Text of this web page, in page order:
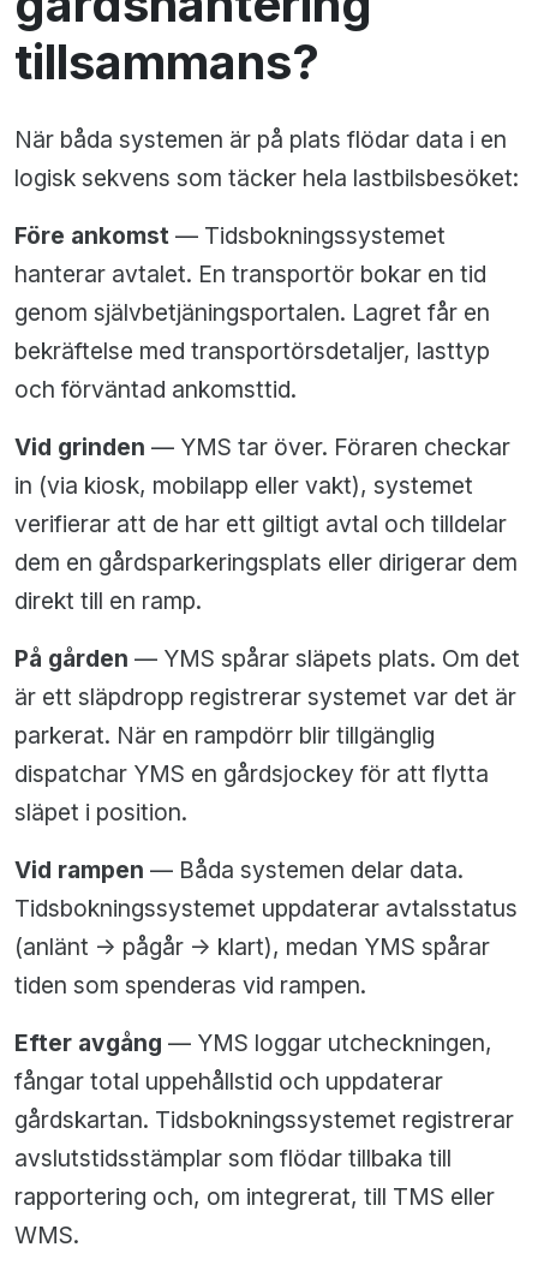
tillsammans?
När båda systemen är på plats flödar data i en
logisk sekvens som täcker hela lastbilsbesöket:
Före ankomst — Tidsbokningssystemet
hanterar avtalet. En transportör bokar en tid
genom självbetjäningsportalen. Lagret får en
bekräftelse med transportörsdetaljer, lasttyp
och förväntad ankomsttid.
Vid grinden — YMS tar över. Föraren checkar
in (via kiosk, mobilapp eller vakt), systemet
verifierar att de har ett giltigt avtal och tilldelar
dem en gårdsparkeringsplats eller dirigerar dem
direkt till en ramp.
På gården — YMS spårar släpets plats. Om det
är ett släpdropp registrerar systemet var det är
parkerat. När en rampdörr blir tillgänglig
dispatchar YMS en gårdsjockey för att flytta
släpet i position.
Vid rampen — Båda systemen delar data.
Tidsbokningssystemet uppdaterar avtalsstatus
(anlänt -> pågår -> klart), medan YMS spårar
tiden som spenderas vid rampen.
Efter avgång — YMS loggar utcheckningen,
fångar total uppehållstid och uppdaterar
gårdskartan. Tidsbokningssystemet registrerar
avslutstidsstämplar som flödar tillbaka till
rapportering och, om integrerat, till TMS eller
WMS.